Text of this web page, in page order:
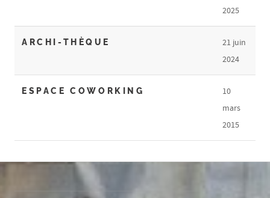
2025
ARCHI-THÈQUE
21 juin
2024
ESPACE COWORKING
10
mars
2015